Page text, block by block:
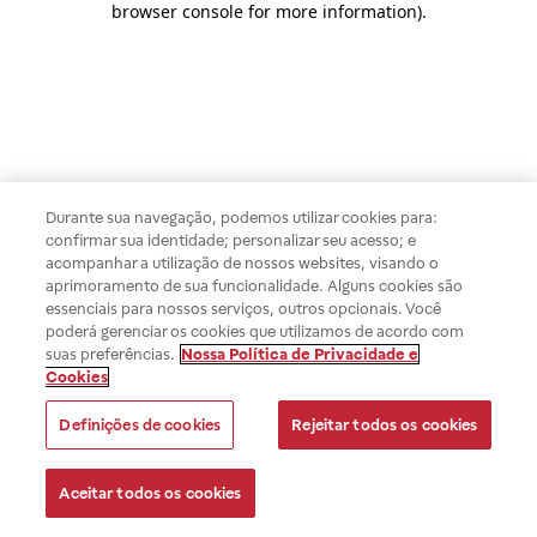
browser console for more information).
Durante sua navegação, podemos utilizar cookies para:
confirmar sua identidade; personalizar seu acesso; e
acompanhar a utilização de nossos websites, visando o
aprimoramento de sua funcionalidade. Alguns cookies são
essenciais para nossos serviços, outros opcionais. Você
poderá gerenciar os cookies que utilizamos de acordo com
suas preferências. Nossa Política de Privacidade e
Cookies
Definições de cookies Rejeitar todos os cookies
Aceitar todos os cookies